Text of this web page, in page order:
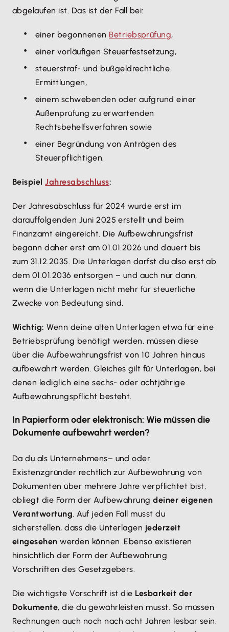
abgelaufen ist. Das ist der Fall bei:
einer begonnenen Betriebsprüfung,
einer vorläufigen Steuerfestsetzung,
steuerstraf- und bußgeldrechtliche
Ermittlungen,
einem schwebenden oder aufgrund einer
Außenprüfung zu erwartenden
Rechtsbehelfsverfahren sowie
einer Begründung von Anträgen des
Steuerpflichtigen.
BeispielJahresabschluss:
Der Jahresabschluss für 2024 wurde erst im
darauffolgenden Juni 2025 erstellt und beim
Finanzamt eingereicht. Die Aufbewahrungsfrist
begann daher erst am 01.01.2026 und dauert bis
zum 31.12.2035. Die Unterlagen darfst du also erst ab
dem 01.01.2036 entsorgen – und auch nur dann,
wenn die Unterlagen nicht mehr für steuerliche
Zwecke von Bedeutung sind.
Wichtig:Wenn deine alten Unterlagen etwa für eine
Betriebsprüfung benötigt werden, müssen diese
über die Aufbewahrungsfrist von 10 Jahren hinaus
aufbewahrt werden. Gleiches gilt für Unterlagen, bei
denen lediglich eine sechs- oder achtjährige
Aufbewahrungspflicht besteht.
In Papierform oder elektronisch: Wie müssen die
Dokumente aufbewahrt werden?
Da du als Unternehmens– und oder
Existenzgründer rechtlich zur Aufbewahrung von
Dokumenten über mehrere Jahre verpflichtet bist,
obliegt die Form der Aufbewahrungdeiner eigenen
Verantwortung. Auf jeden Fall musst du
sicherstellen, dass die Unterlagen jederzeit
eingesehen werden können. Ebenso existieren
hinsichtlich der Form der Aufbewahrung
Vorschriften des Gesetzgebers.
Die wichtigste Vorschrift ist die Lesbarkeit der
Dokumente, die du gewährleisten musst. So müssen
Rechnungen auch noch nach acht Jahren lesbar sein.